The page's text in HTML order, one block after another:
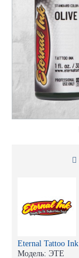
Eternal Tattoo Ink
Модель: ЭТЕ